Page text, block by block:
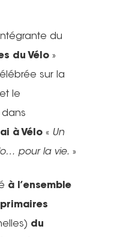
du
du Vélo »
sur la
le
dans
à Vélo « Un
pour la vie. »
à l’ensemble
du